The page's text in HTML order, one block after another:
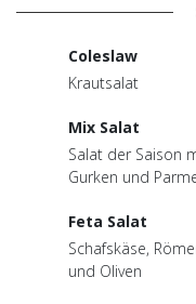
Coleslaw
Krautsalat
Mix Salat
Salat der Saison
Gurken und
Feta Salat
Schafskäse,
und Oliven